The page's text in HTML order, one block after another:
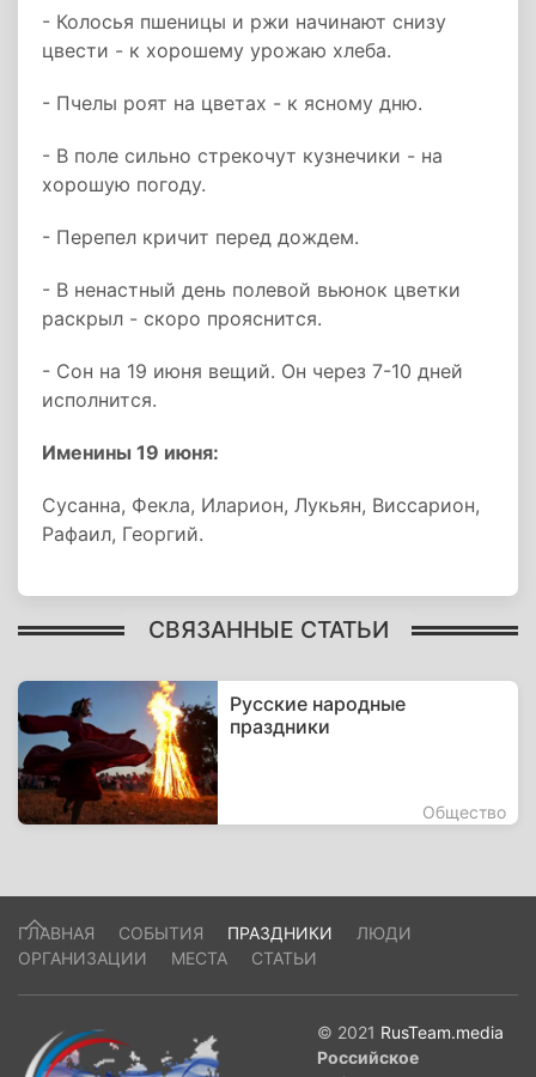
- Колосья пшеницы и ржи начинают снизу
цвести - к хорошему урожаю хлеба.
- Пчелы роят на цветах - к ясному дню.
- В поле сильно стрекочут кузнечики - на
хорошую погоду.
- Перепел кричит перед дождем.
- В ненастный день полевой вьюнок цветки
раскрыл - скоро прояснится.
- Сон на 19 июня вещий. Он через 7-10 дней
исполнится.
Именины 19 июня:
Сусанна, Фекла, Иларион, Лукьян, Виссарион,
Рафаил, Георгий.
СВЯЗАННЫЕ СТАТЬИ
Русские народные
праздники
Общество
ГЛАВНАЯ СОБЫТИЯ ПРАЗДНИКИ
ЛЮДИ
ОРГАНИЗАЦИИ
МЕСТА СТАТЬИ
© 2021 RusTeam.media
Российское